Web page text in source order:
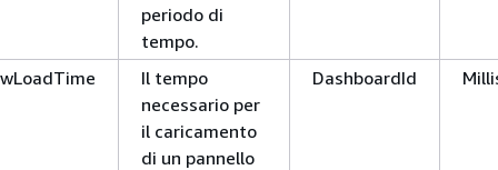
periodo di
tempo.
Il tempo
necessario per
il caricamento
di un pannello
DashboardId